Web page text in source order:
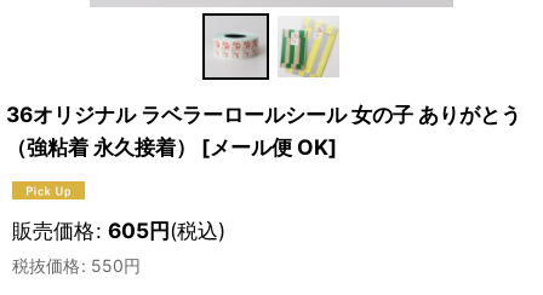
36オリジナル ラベラーロールシール 女の子 ありがとう
（強粘着 永久接着）
[メール便 OK]
販売価格: 605円(税込)
税抜価格: 550円